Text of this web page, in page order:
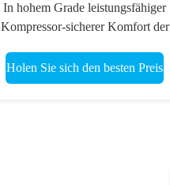
In hohem Grade leistungsfähiger
Kompressor-sicherer Komfort der
Copeland
Holen Sie sich den besten Preis